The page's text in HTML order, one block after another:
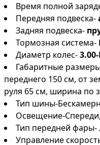
Время полной
Передняя подвеска-
Задняя подвеска-
Тормозная система-
Диаметр колес-
Габаритные
переднего 150 см, от
руля 65 см, ширина по
Тип шины-
Освещение-
Тип передней фары-
Управление